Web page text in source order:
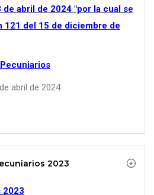
abril de 2024 "por la cual se
121 del 15 de diciembre de
abril de 2024
2023
2023